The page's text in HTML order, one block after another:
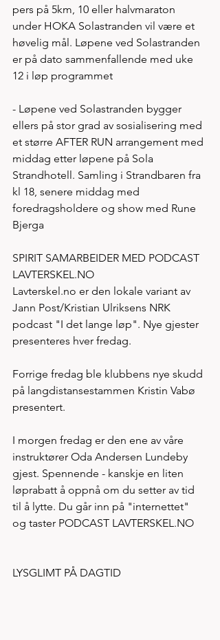
pers på 5km, 10 eller halvmaraton
under HOKA Solastranden vil være et
høvelig mål. Løpene ved Solastranden
er på dato sammenfallende med uke
12 i løp programmet
- Løpene ved Solastranden bygger
ellers på stor grad av sosialisering med
et større AFTER RUN arrangement med
middag etter løpene på Sola
Strandhotell. Samling i Strandbaren fra
kl 18, senere middag med
foredragsholdere og show med Rune
Bjerga
SPIRIT SAMARBEIDER MED PODCAST
LAVTERSKEL.NO
Lavterskel.no er den lokale variant av
Jann Post/Kristian Ulriksens NRK
podcast "I det lange løp". Nye gjester
presenteres hver fredag.
Forrige fredag ble klubbens nye skudd
på langdistansestammen Kristin Vabø
presentert.
I morgen fredag er den ene av våre
instruktører Oda Andersen Lundeby
gjest. Spennende - kanskje en liten
løprabatt å oppnå om du setter av tid
til å lytte. Du går inn på "internettet"
og taster PODCAST LAVTERSKEL.NO
LYSGLIMT PÅ DAGTID